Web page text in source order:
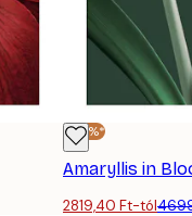
-40%*
Amaryllis in
2819,40 Ft-tól